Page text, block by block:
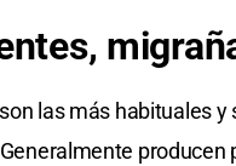
las más habituales